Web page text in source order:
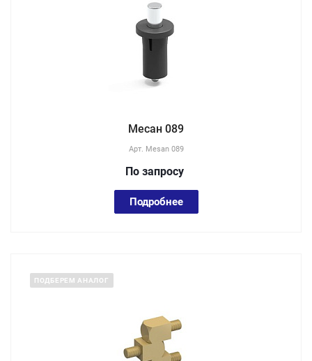
Месан 089
Арт. Mesan 089
По запросу
Подробнее
ПОДБЕРЕМ АНАЛОГ